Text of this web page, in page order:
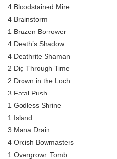
4 Bloodstained Mire
4 Brainstorm
1 Brazen Borrower
4 Death’s Shadow
4 Deathrite Shaman
2 Dig Through Time
2 Drown in the Loch
3 Fatal Push
1 Godless Shrine
1 Island
3 Mana Drain
4 Orcish Bowmasters
1 Overgrown Tomb